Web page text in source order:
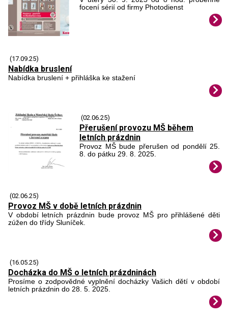
focení sérií od firmy Photodienst
(17.09.25)
Nabídka bruslení
Nabídka bruslení + přihláška ke stažení
(02.06.25)
Přerušení provozu MŠ během
letních prázdnin
Provoz MŠ bude přerušen od pondělí 25.
8. do pátku 29. 8. 2025.
(02.06.25)
Provoz MŠ v době letních prázdnin
V období letních prázdnin bude provoz MŠ pro přihlášené děti
zúžen do třídy Sluníček.
(16.05.25)
Docházka do MŠ o letních prázdninách
Prosíme o zodpovědné vyplnění docházky Vašich dětí v období
letních prázdnin do 28. 5. 2025.